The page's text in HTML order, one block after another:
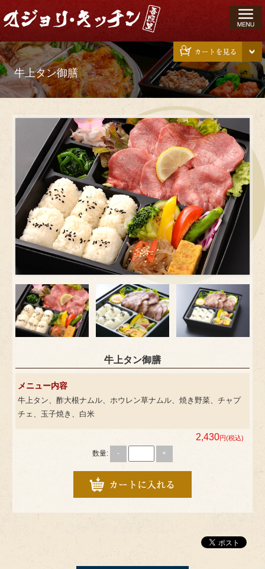
ン
テ
ン
ツ
へ
ス
牛上タン御膳
牛上タン御膳
メニュー内容
牛上タン、酢大根ナムル、ホウレン草ナムル、焼き野菜、チャプ
チェ、玉子焼き、白米
2,430円(税込)
数量: - +